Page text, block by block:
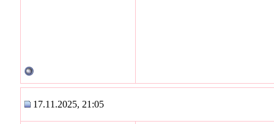
17.11.2025, 21:05